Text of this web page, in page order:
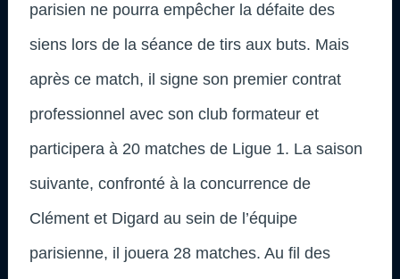
parisien ne pourra empêcher la défaite des
siens lors de la séance de tirs aux buts. Mais
après ce match, il signe son premier contrat
professionnel avec son club formateur et
participera à 20 matches de Ligue 1. La saison
suivante, confronté à la concurrence de
Clément et Digard au sein de l’équipe
parisienne, il jouera 28 matches. Au fil des